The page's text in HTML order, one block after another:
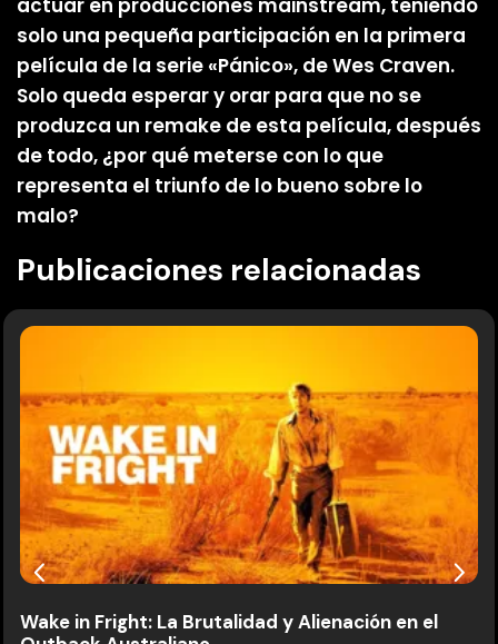
actuar en producciones mainstream, teniendo
solo una pequeña participación en la primera
película de la serie «Pánico», de Wes Craven.
Solo queda esperar y orar para que no se
produzca un remake de esta película, después
de todo, ¿por qué meterse con lo que
representa el triunfo de lo bueno sobre lo
malo?
Publicaciones relacionadas
Wake in Fright: La Brutalidad y Alienación en el